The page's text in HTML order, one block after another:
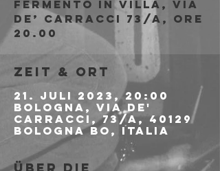
Fermento in Villa, via
de’ Carracci 73/a, ore
20.00
Zeit & Ort
21. Juli 2023, 20:00
Bologna, Via de'
Carracci, 73/A, 40129
Bologna BO, Italia